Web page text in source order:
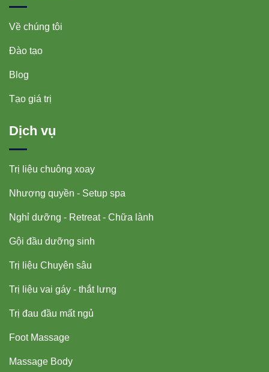
Về chúng tôi
Đào tạo
Blog
Tạo giá trị
Dịch vụ
Trị liệu chuông xoay
Nhượng quyền - Setup spa
Nghỉ dưỡng - Retreat - Chữa lành
Gội đầu dưỡng sinh
Trị liệu Chuyên sâu
Trị liệu vai gáy - thắt lưng
Trị đau đầu mất ngủ
Foot Massage
Massage Body